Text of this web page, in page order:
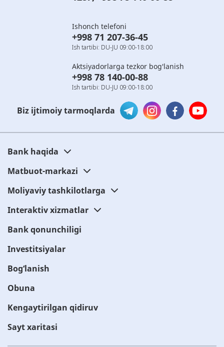
Ishonch telefoni
+998 71 207-36-45
Ish tartibi: DU-JU 09:00-18:00
Aktsiyadorlarga tezkor bog'lanish
+998 78 140-00-88
Ish tartibi: DU-JU 09:00-18:00
Biz ijtimoiy tarmoqlarda
Bank haqida
Matbuot-markazi
Moliyaviy tashkilotlarga
Interaktiv xizmatlar
Bank qonunchiligi
Investitsiyalar
Bog‘lanish
Obuna
Kengaytirilgan qidiruv
Sayt xaritasi